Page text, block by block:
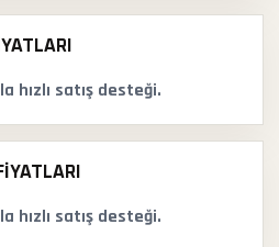
hızlı satış desteği.
hızlı satış desteği.